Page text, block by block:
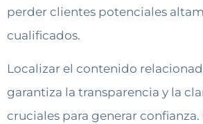
perder clientes potenciales
cualificados.
Localizar el contenido
garantiza la transparencia y la
cruciales para generar confianza.